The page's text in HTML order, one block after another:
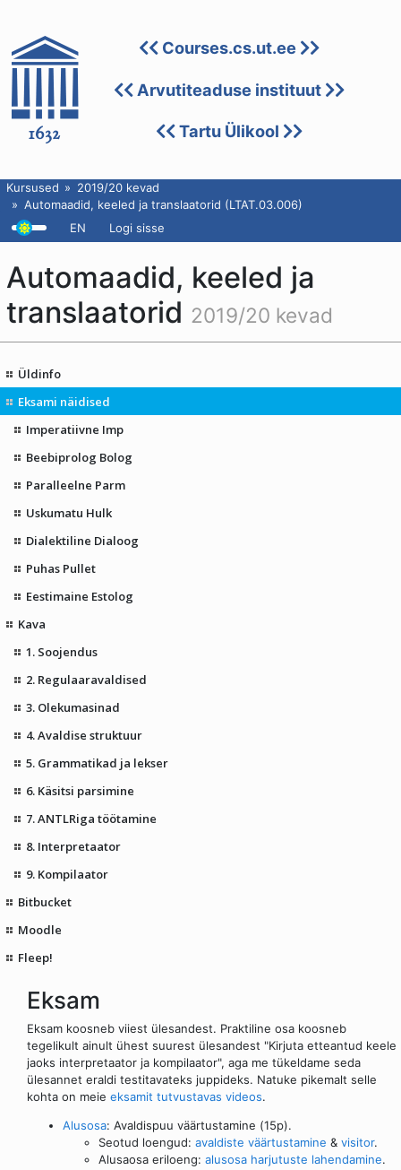
Courses.cs.ut.ee
Arvutiteaduse instituut
Tartu Ülikool
Kursused
2019/20 kevad
Automaadid, keeled ja translaatorid (LTAT.03.006)
EN
Logi sisse
Automaadid, keeled ja
translaatorid 2019/20 kevad
Üldinfo
Eksami näidised
Imperatiivne Imp
Beebiprolog Bolog
Paralleelne Parm
Uskumatu Hulk
Dialektiline Dialoog
Puhas Pullet
Eestimaine Estolog
Kava
1. Soojendus
2. Regulaaravaldised
3. Olekumasinad
4. Avaldise struktuur
5. Grammatikad ja lekser
6. Käsitsi parsimine
7. ANTLRiga töötamine
8. Interpretaator
9. Kompilaator
Bitbucket
Moodle
Fleep!
Eksam
Eksam koosneb viiest ülesandest. Praktiline osa koosneb
tegelikult ainult ühest suurest ülesandest "Kirjuta etteantud keele
jaoks interpretaator ja kompilaator", aga me tükeldame seda
ülesannet eraldi testitavateks juppideks. Natuke pikemalt selle
kohta on meie eksamit tutvustavas videos.
Alusosa: Avaldispuu väärtustamine (15p).
Seotud loengud: avaldiste väärtustamine & visitor.
Alusaosa eriloeng: alusosa harjutuste lahendamine.